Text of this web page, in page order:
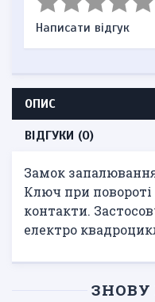
Написати відгук
ОПИС
ВІДГУКИ (0)
Замок
Ключ при повороті
контакти.
електро